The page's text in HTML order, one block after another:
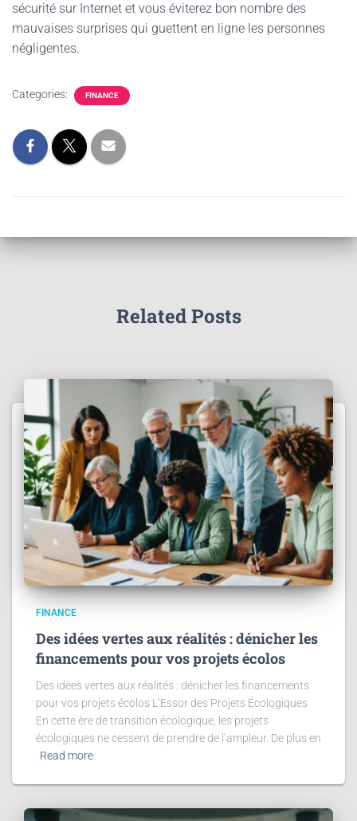
sécurité sur Internet et vous éviterez bon nombre des
mauvaises surprises qui guettent en ligne les personnes
négligentes.
Categories: FINANCE
Related Posts
FINANCE
Des idées vertes aux réalités : dénicher les
financements pour vos projets écolos
Des idées vertes aux réalités : dénicher les financements
pour vos projets écolos L’Essor des Projets Écologiques
En cette ère de transition écologique, les projets
écologiques ne cessent de prendre de l’ampleur. De plus en
Read more